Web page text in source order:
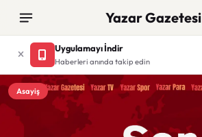
Yazar Gazetesi
Uygulamayı İndir
Haberleri anında takip edin
Asayiş